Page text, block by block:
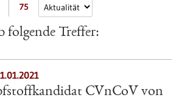
75
folgende Treffer:
CVnCoV von